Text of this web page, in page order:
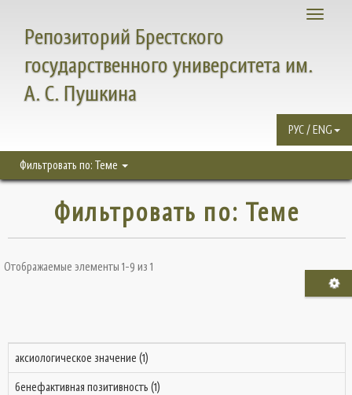
Toggle
Репозиторий Брестского
государственного университета им.
А. С. Пушкина
РУС / ENG
Фильтровать по: Теме
Фильтровать по: Теме
Отображаемые элементы 1-9 из 1
аксиологическое значение (1)
бенефактивная позитивность (1)